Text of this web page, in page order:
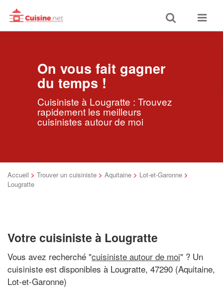
Toggle
search
Toggle
On vous fait gagner
du temps !
Cuisiniste à Lougratte : Trouvez
rapidement les meilleurs
cuisinistes autour de moi
Accueil > Trouver un cuisiniste > Aquitaine > Lot-et-Garonne >
Lougratte
Votre cuisiniste à Lougratte
Vous avez recherché "cuisiniste autour de moi" ? Un
cuisiniste est disponibles à Lougratte, 47290 (Aquitaine,
Lot-et-Garonne)